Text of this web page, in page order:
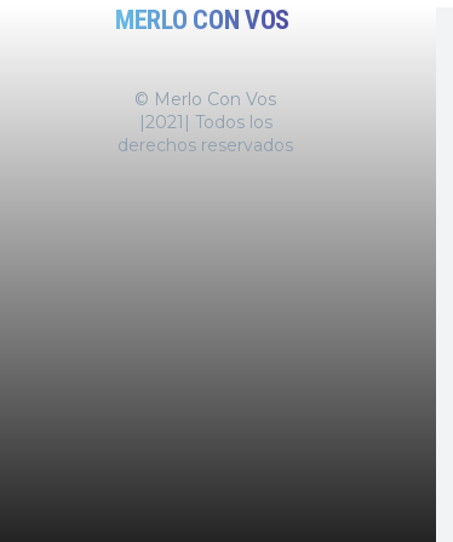
MERLO CON VOS
© Merlo Con Vos
|2021| Todos los
derechos reservados